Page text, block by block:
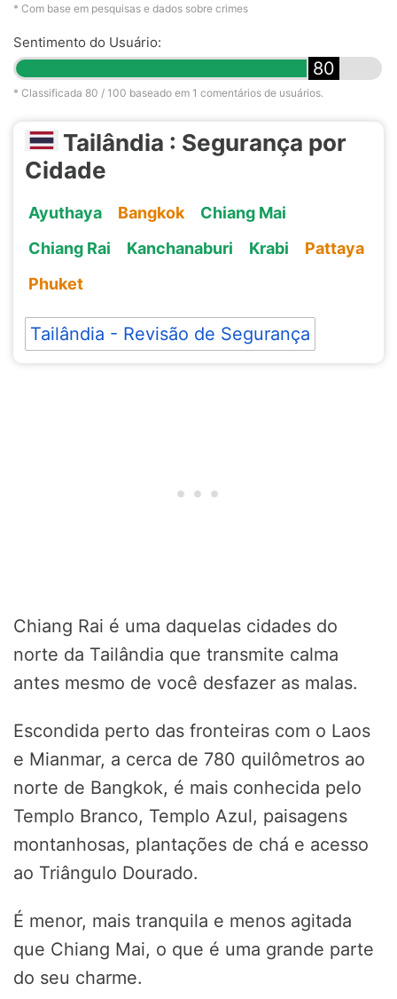
* Com base em pesquisas e dados sobre crimes
Sentimento do Usuário:
80
* Classificada 80 / 100 baseado em 1 comentários de usuários.
Tailândia : Segurança por
Cidade
Ayuthaya Bangkok
Chiang Mai
Chiang Rai
Kanchanaburi Krabi
Pattaya
Phuket
Tailândia - Revisão de Segurança
Chiang Rai é uma daquelas cidades do
norte da Tailândia que transmite calma
antes mesmo de você desfazer as malas.
Escondida perto das fronteiras com o Laos
e Mianmar, a cerca de 780 quilômetros ao
norte de Bangkok, é mais conhecida pelo
Templo Branco, Templo Azul, paisagens
montanhosas, plantações de chá e acesso
ao Triângulo Dourado.
É menor, mais tranquila e menos agitada
que Chiang Mai, o que é uma grande parte
do seu charme.